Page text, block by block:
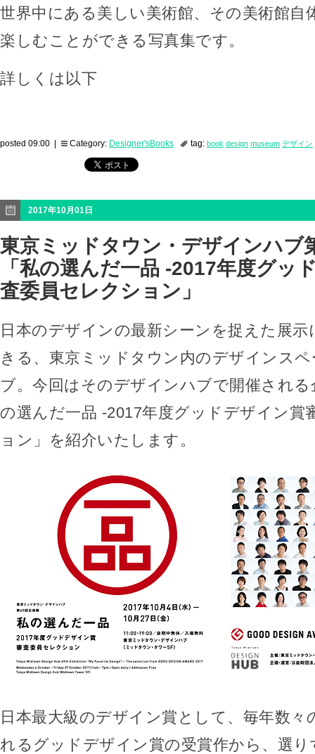
世界中にある美しい美術館、その美術館自
楽しむことができる写真集です。
詳しくは以下
posted 09:00 | Category: Designer'sBooks tag: book design museum デザイン
2017年10月01日
東京ミッドタウン・デザインハブ
「私の選んだ一品 -2017年度グッ
査委員セレクション」
日本のデザインの最新シーンを捉えた展
きる、東京ミッドタウン内のデザインス
ブ。今回はそのデザインハブで開催される
の選んだ一品 -2017年度グッドデザイン賞
ョン」を紹介いたします。
日本最大級のデザイン賞として、毎年数々
れるグッドデザイン賞の受賞作から、選